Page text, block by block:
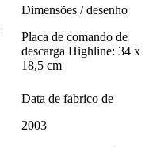
Dimensões / desenho
Placa de comando de
descarga Highline: 34 x
18,5 cm
Data de fabrico de
2003